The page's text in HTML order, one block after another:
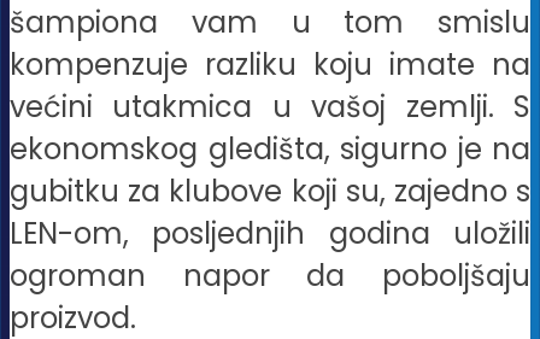
šampiona vam u tom smislu
kompenzuje razliku koju imate na
većini utakmica u vašoj zemlji. S
ekonomskog gledišta, sigurno je na
gubitku za klubove koji su, zajedno s
LEN-om, posljednjih godina uložili
ogroman napor da poboljšaju
proizvod.